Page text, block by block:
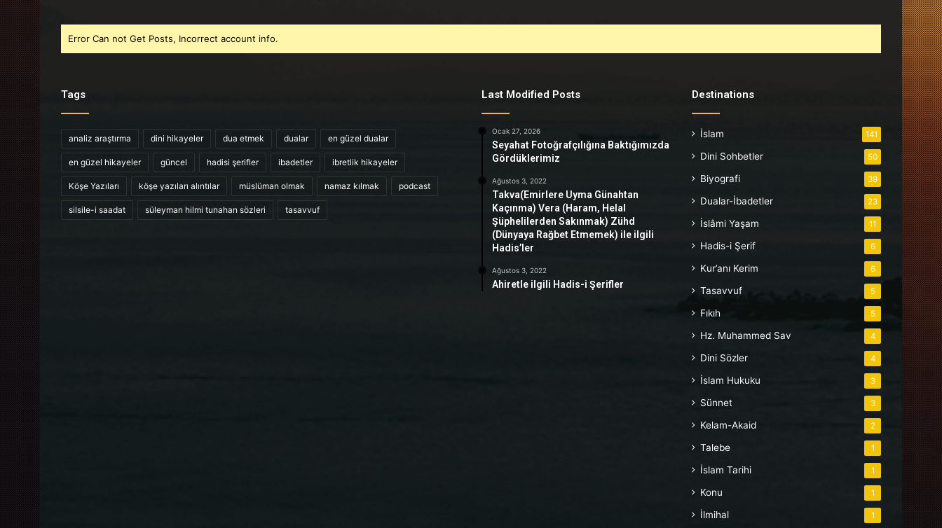
Error Can not Get Posts, Incorrect account info.
Tags
analiz araştırma dini hikayeler dua etmek dualar en güzel dualar
en güzel hikayeler güncel hadisi şerifler ibadetler ibretlik hikayeler
Köşe Yazıları köşe yazıları alıntılar müslüman olmak namaz kılmak podcast
silsile-i saadat süleyman hilmi tunahan sözleri tasavvuf
Last Modified Posts
Ocak 27, 2026
Seyahat Fotoğrafçılığına Baktığımızda
Gördüklerimiz
Ağustos 3, 2022
Takva(Emirlere Uyma Günahtan
Kaçınma) Vera (Haram, Helal
Şüphelilerden Sakınmak) Zühd
(Dünyaya Rağbet Etmemek) ile ilgili
Hadis’ler
Ağustos 3, 2022
Ahiretle ilgili Hadis-i Şerifler
Destinations
İslam 141
Dini Sohbetler 50
Biyografi 39
Dualar-İbadetler 23
İslâmi Yaşam 11
Hadis-i Şerif 6
Kur’anı Kerim 6
Tasavvuf 5
Fıkıh 5
Hz. Muhammed Sav 4
Dini Sözler 4
İslam Hukuku 3
Sünnet 3
Kelam-Akaid 2
Talebe 1
İslam Tarihi 1
Konu 1
İlmihal 1